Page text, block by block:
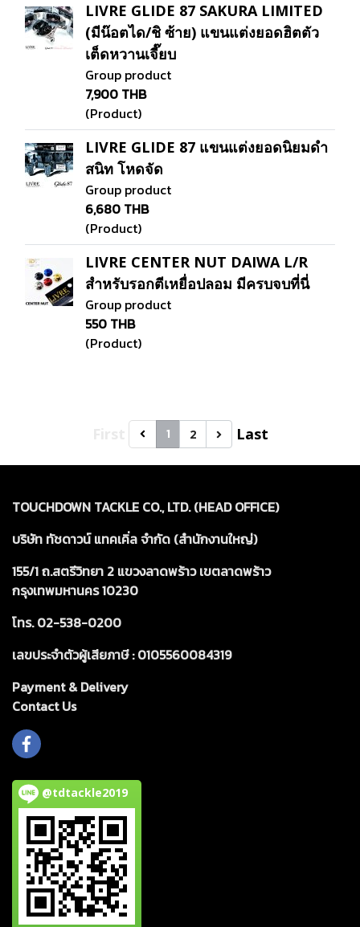
LIVRE GLIDE 87 SAKURA LIMITED
(มีน๊อตได/ชิ ซ้าย) แขนแต่งยอดฮิตตัว
เต็ดหวานเจี๊ยบ
Group product
7,900 THB
(Product)
LIVRE GLIDE 87 แขนแต่งยอดนิยมดำ
สนิท โหดจัด
Group product
6,680 THB
(Product)
LIVRE CENTER NUT DAIWA L/R
สำหรับรอกตีเหยื่อปลอม มีครบจบที่นี่
Group product
550 THB
(Product)
1 2 Last
TOUCHDOWN TACKLE CO., LTD. (HEAD OFFICE)
บริษัท ทัชดาวน์ แทคเคิ่ล จำกัด (สำนักงานใหญ่)
155/1 ถ.สตรีวิทยา 2 แขวงลาดพร้าว เขตลาดพร้าว
กรุงเทพมหานคร 10230
โทร. 02-538-0200
เลขประจำตัวผู้เสียภาษี : 0105560084319
Payment & Delivery
Contact Us
@tdtackle2019